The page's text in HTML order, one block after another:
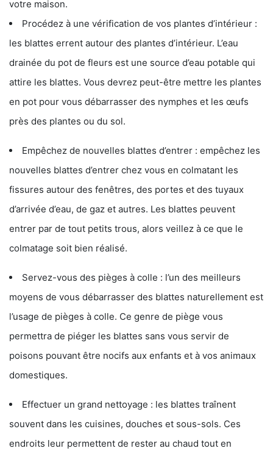
votre maison.
Procédez à une vérification de vos plantes d’intérieur :
les blattes errent autour des plantes d’intérieur. L’eau
drainée du pot de fleurs est une source d’eau potable qui
attire les blattes. Vous devrez peut-être mettre les plantes
en pot pour vous débarrasser des nymphes et les œufs
près des plantes ou du sol.
Empêchez de nouvelles blattes d’entrer : empêchez les
nouvelles blattes d’entrer chez vous en colmatant les
fissures autour des fenêtres, des portes et des tuyaux
d’arrivée d’eau, de gaz et autres. Les blattes peuvent
entrer par de tout petits trous, alors veillez à ce que le
colmatage soit bien réalisé.
Servez-vous des pièges à colle : l’un des meilleurs
moyens de vous débarrasser des blattes naturellement est
l’usage de pièges à colle. Ce genre de piège vous
permettra de piéger les blattes sans vous servir de
poisons pouvant être nocifs aux enfants et à vos animaux
domestiques.
Effectuer un grand nettoyage : les blattes traînent
souvent dans les cuisines, douches et sous-sols. Ces
endroits leur permettent de rester au chaud tout en